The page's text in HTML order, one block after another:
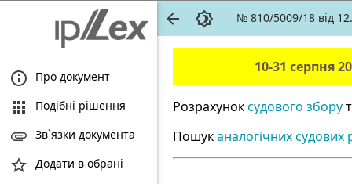
Про документ
Подібні рішення
Зв`язки документа
Додати в обрані
№ 810/5009/18 від
10-31 серпня
Розрахуноксудового збору
Пошуканалогічних судових